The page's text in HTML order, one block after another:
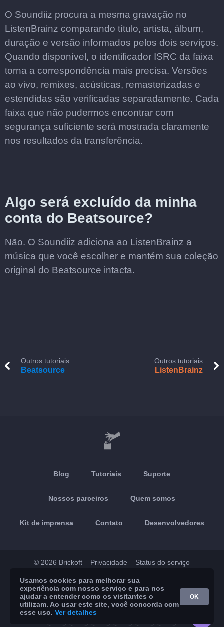
O Soundiiz procura a mesma gravação no
ListenBrainz comparando título, artista, álbum,
duração e versão informados pelos dois serviços.
Quando disponível, o identificador ISRC da faixa
torna a correspondência mais precisa. Versões
ao vivo, remixes, acústicas, remasterizadas e
estendidas são verificadas separadamente. Cada
faixa que não pudermos encontrar com
segurança suficiente será mostrada claramente
nos resultados da transferência.
Algo será excluído da minha
conta do Beatsource?
Não. O Soundiiz adiciona ao ListenBrainz a
música que você escolher e mantém sua coleção
original do Beatsource intacta.
Outros tutoriais
Beatsource
Outros tutoriais
ListenBrainz
Blog Tutoriais Suporte
Nossos parceiros Quem somos
Kit de imprensa Contato Desenvolvedores
© 2026 Brickoft Privacidade Status do serviço
App Store Google Play
Usamos cookies para melhorar sua
experiência com nosso serviço e para nos
ajudar a entender como os visitantes o
utilizam. Ao usar este site, você concorda com
esse uso. Ver detalhes
OK